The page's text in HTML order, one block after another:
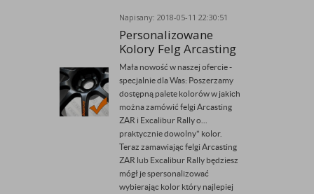
Napisany: 2018-05-11 22:30:51
Przez Rally-Tech
Personalizowane
Kolory Felg Arcasting
Mała nowość w naszej ofercie -
specjalnie dla Was: Poszerzamy
dostępną palete kolorów w jakich
można zamówić felgi Arcasting
ZAR i Excalibur Rally o...
praktycznie dowolny* kolor.
Teraz zamawiając felgi Arcasting
ZAR lub Excalibur Rally będziesz
mógł je spersonalizować
wybierając kolor który najlepiej